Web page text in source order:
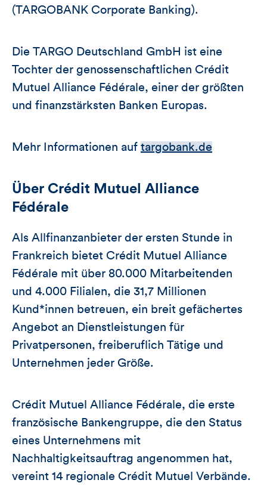
(TARGOBANK Corporate Banking).
Die TARGO Deutschland GmbH ist eine
Tochter der genossenschaftlichen Crédit
Mutuel Alliance Fédérale, einer der größten
und finanzstärksten Banken Europas.
Mehr Informationen auf targobank.de
Über Crédit Mutuel Alliance
Fédérale
Als Allfinanzanbieter der ersten Stunde in
Frankreich bietet Crédit Mutuel Alliance
Fédérale mit über 80.000 Mitarbeitenden
und 4.000 Filialen, die 31,7 Millionen
Kund*innen betreuen, ein breit gefächertes
Angebot an Dienstleistungen für
Privatpersonen, freiberuflich Tätige und
Unternehmen jeder Größe.
Crédit Mutuel Alliance Fédérale, die erste
französische Bankengruppe, die den Status
eines Unternehmens mit
Nachhaltigkeitsauftrag angenommen hat,
vereint 14 regionale Crédit Mutuel Verbände.